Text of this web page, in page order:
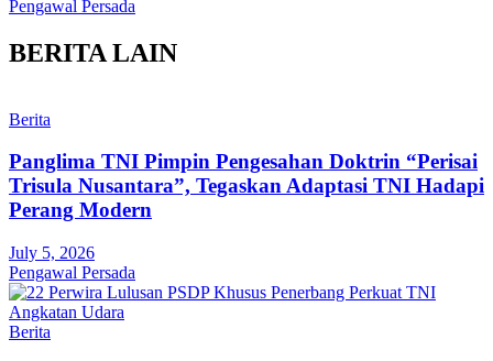
Pengawal Persada
BERITA LAIN
Berita
Panglima TNI Pimpin Pengesahan Doktrin “Perisai
Trisula Nusantara”, Tegaskan Adaptasi TNI Hadapi
Perang Modern
July 5, 2026
Pengawal Persada
Berita